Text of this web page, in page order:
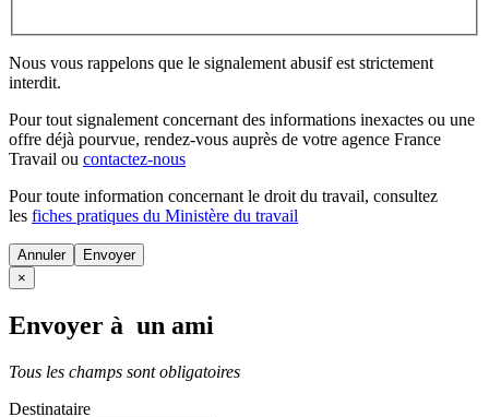
Nous vous rappelons que le signalement abusif est strictement
interdit.
Pour tout signalement concernant des informations inexactes ou une
offre déjà pourvue, rendez-vous auprès de votre agence France
Travail ou contactez-nous
Pour toute information concernant le droit du travail, consultez
les fiches pratiques du Ministère du travail
Annuler
×
Envoyer à un ami
Tous les champs sont obligatoires
Destinataire